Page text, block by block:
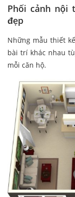
Phối cảnh nội
đẹp
Những mẫu thiết
bài trí khác nhau
mỗi căn hộ.